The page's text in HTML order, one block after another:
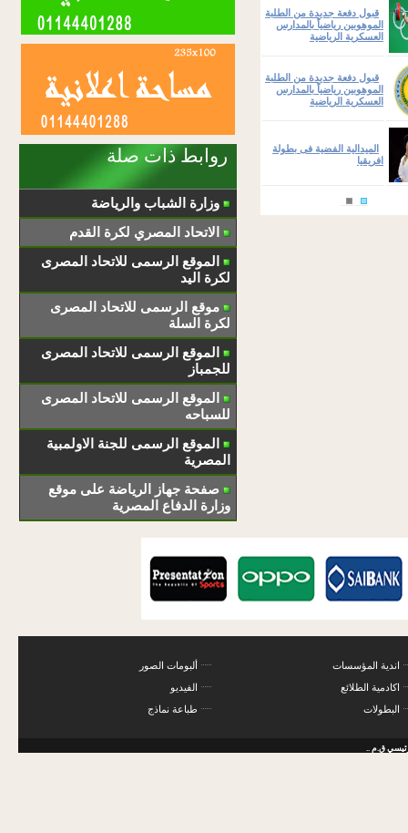
روابط ذات صلة
وزارة الشباب والرياضة
الاتحاد المصري لكرة القدم
الموقع الرسمى للاتحاد المصرى
لكرة اليد
موقع الرسمى للاتحاد المصرى
لكرة السلة
الموقع الرسمى للاتحاد المصرى
للجمباز
الموقع الرسمى للاتحاد المصرى
للسباحه
الموقع الرسمى للجنة الاولمبية
المصرية
صفحة جهاز الرياضة على موقع
وزارة الدفاع المصرية
قبول دفعة جديدة من الطلبة
الموهوبين رياضياً بالمدارس
العسكرية الرياضية
قبول دفعة جديدة من الطلبة
الموهوبين رياضياً بالمدارس
العسكرية الرياضية
الميدالية الفضية فى بطولة
افريقيا
ألبومات الصور
الفيديو
طباعة نماذج
اندية المؤسسات
اكادمية الطلائع
البطولات